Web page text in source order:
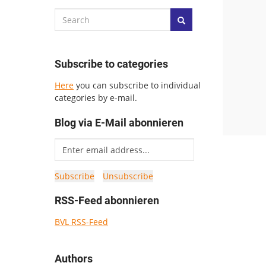
Subscribe to categories
Here you can subscribe to individual
categories by e-mail.
Blog via E-Mail abonnieren
RSS-Feed abonnieren
BVL RSS-Feed
Authors